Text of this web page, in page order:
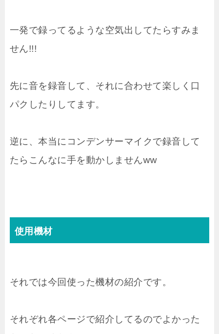
一発で録ってるような空気出してたらすみま
せん!!!
先に音を録音して、それに合わせて楽しく口
パクしたりしてます。
逆に、本当にコンデンサーマイクで録音して
たらこんなに手を動かしませんww
使用機材
それでは今回使った機材の紹介です。
それぞれ各ページで紹介してるのでよかった